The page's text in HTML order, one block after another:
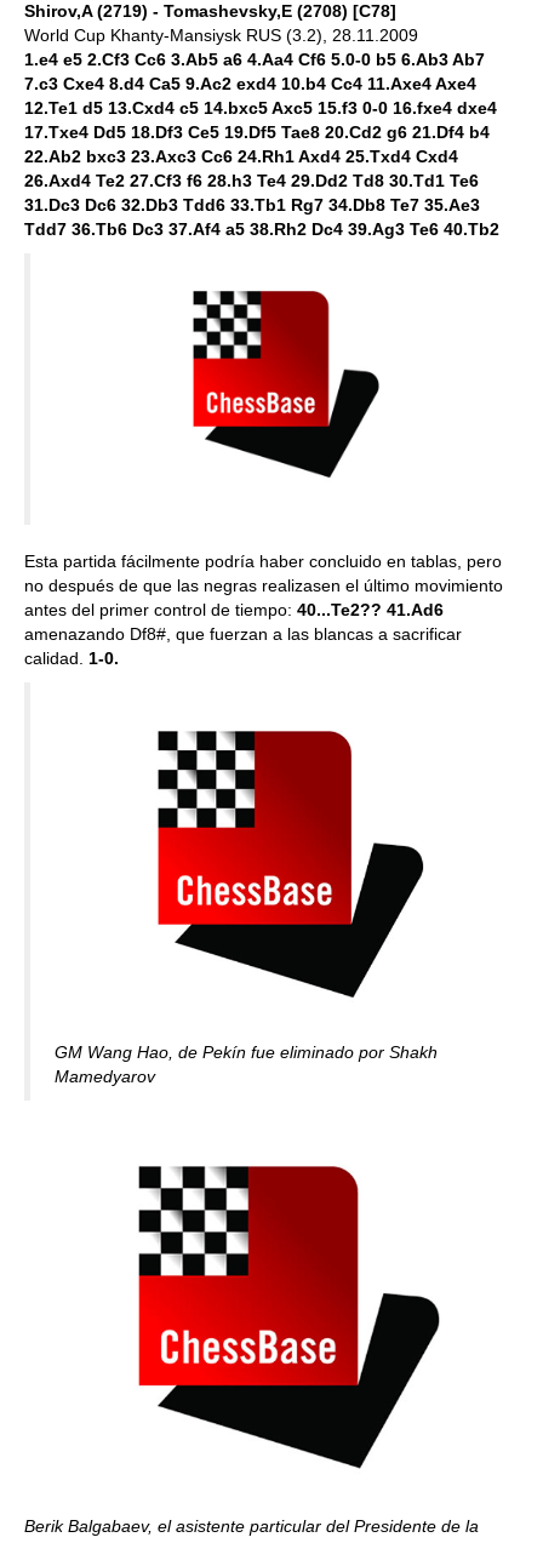
Shirov,A (2719) - Tomashevsky,E (2708) [C78]
World Cup Khanty-Mansiysk RUS (3.2), 28.11.2009
1.e4 e5 2.Cf3 Cc6 3.Ab5 a6 4.Aa4 Cf6 5.0-0 b5 6.Ab3 Ab7
7.c3 Cxe4 8.d4 Ca5 9.Ac2 exd4 10.b4 Cc4 11.Axe4 Axe4
12.Te1 d5 13.Cxd4 c5 14.bxc5 Axc5 15.f3 0-0 16.fxe4 dxe4
17.Txe4 Dd5 18.Df3 Ce5 19.Df5 Tae8 20.Cd2 g6 21.Df4 b4
22.Ab2 bxc3 23.Axc3 Cc6 24.Rh1 Axd4 25.Txd4 Cxd4
26.Axd4 Te2 27.Cf3 f6 28.h3 Te4 29.Dd2 Td8 30.Td1 Te6
31.Dc3 Dc6 32.Db3 Tdd6 33.Tb1 Rg7 34.Db8 Te7 35.Ae3
Tdd7 36.Tb6 Dc3 37.Af4 a5 38.Rh2 Dc4 39.Ag3 Te6 40.Tb2
Esta partida fácilmente podría haber concluido en tablas, pero
no después de que las negras realizasen el último movimiento
antes del primer control de tiempo: 40...Te2?? 41.Ad6
amenazando Df8#, que fuerzan a las blancas a sacrificar
calidad. 1-0.
GM Wang Hao, de Pekín fue eliminado por Shakh
Mamedyarov
Berik Balgabaev, el asistente particular del Presidente de la